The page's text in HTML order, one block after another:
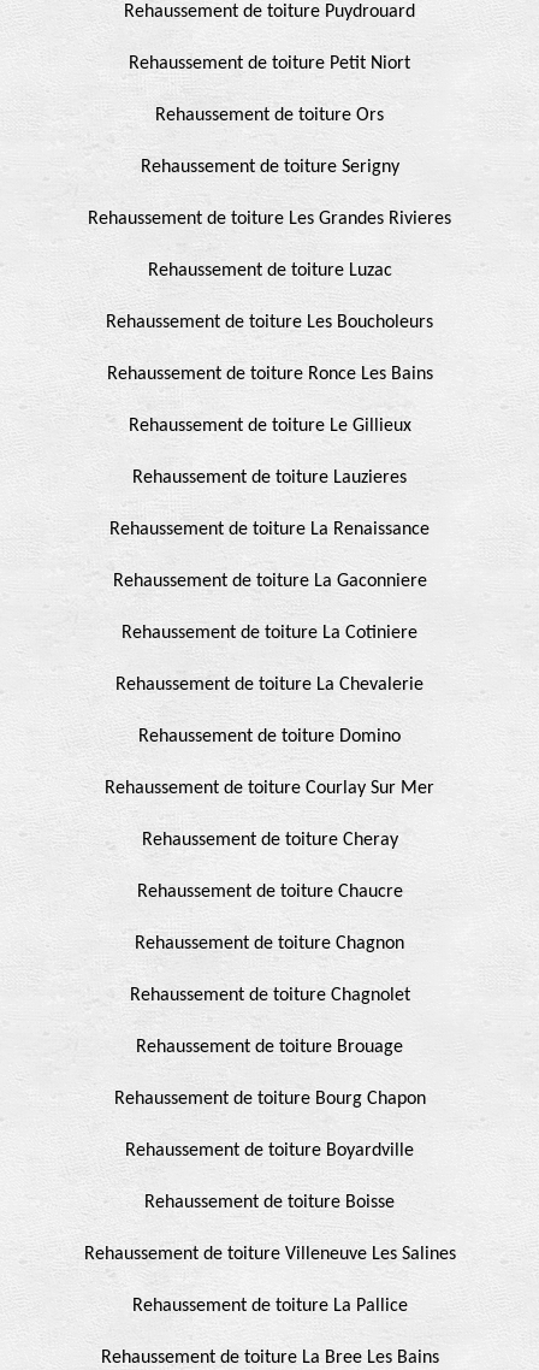
Rehaussement de toiture Puydrouard
Rehaussement de toiture Petit Niort
Rehaussement de toiture Ors
Rehaussement de toiture Serigny
Rehaussement de toiture Les Grandes Rivieres
Rehaussement de toiture Luzac
Rehaussement de toiture Les Boucholeurs
Rehaussement de toiture Ronce Les Bains
Rehaussement de toiture Le Gillieux
Rehaussement de toiture Lauzieres
Rehaussement de toiture La Renaissance
Rehaussement de toiture La Gaconniere
Rehaussement de toiture La Cotiniere
Rehaussement de toiture La Chevalerie
Rehaussement de toiture Domino
Rehaussement de toiture Courlay Sur Mer
Rehaussement de toiture Cheray
Rehaussement de toiture Chaucre
Rehaussement de toiture Chagnon
Rehaussement de toiture Chagnolet
Rehaussement de toiture Brouage
Rehaussement de toiture Bourg Chapon
Rehaussement de toiture Boyardville
Rehaussement de toiture Boisse
Rehaussement de toiture Villeneuve Les Salines
Rehaussement de toiture La Pallice
Rehaussement de toiture La Bree Les Bains